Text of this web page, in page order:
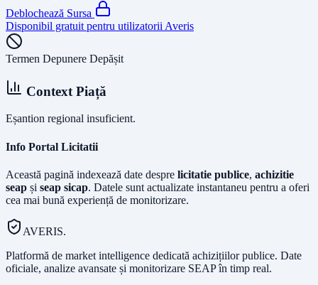
Deblochează Sursa
Disponibil gratuit pentru utilizatorii Averis
Termen Depunere Depășit
Context Piață
Eșantion regional insuficient.
Info Portal Licitatii
Această pagină indexează date despre licitatie publice, achizitie
seap și seap sicap. Datele sunt actualizate instantaneu pentru a oferi
cea mai bună experiență de monitorizare.
AVERIS.
Platformă de market intelligence dedicată achizițiilor publice. Date
oficiale, analize avansate și monitorizare SEAP în timp real.